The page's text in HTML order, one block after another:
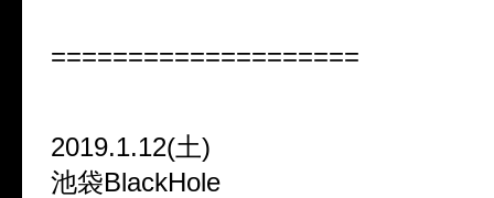
====================
2019.1.12(土)
池袋BlackHole